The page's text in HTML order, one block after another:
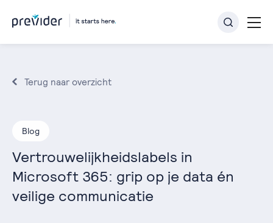
Terug naar overzicht
Blog
Vertrouwelijkheidslabels in
Microsoft 365: grip op je data én
veilige communicatie